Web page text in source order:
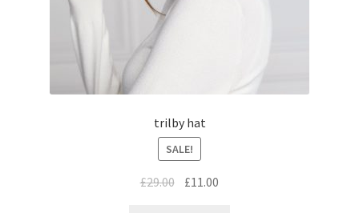
trilby hat
SALE!
£29.00 £11.00